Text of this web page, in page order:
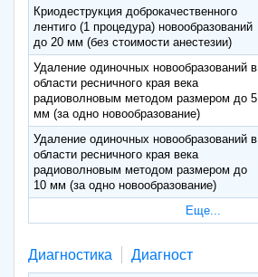
Криодеструкция доброкачественного
лентиго (1 процедура) новообразований
до 20 мм (без стоимости анестезии)
Удаление одиночных новообразований в
области ресничного края века
радиоволновым методом размером до 5
мм (за одно новообразование)
Удаление одиночных новообразований в
области ресничного края века
радиоволновым методом размером до
10 мм (за одно новообразование)
Еще...
Диагностика Диагност